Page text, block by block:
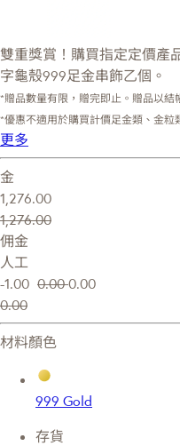
雙重獎賞！購買指定定價產
字龜殼999足金串飾乙個。
*贈品數量有限，贈完即止。贈品以結
*優惠不適用於購買計價足金類、金粒
更多
金
1,276.00
1,276.00
佣金
人工
-1.00 0.000.00
0.00
材料顏色
999 Gold
存貨